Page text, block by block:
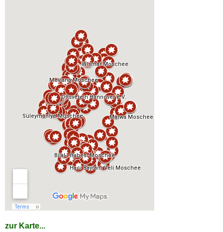
zur Karte...